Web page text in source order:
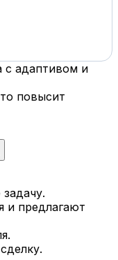
с адаптивом и
повысит
и предлагают